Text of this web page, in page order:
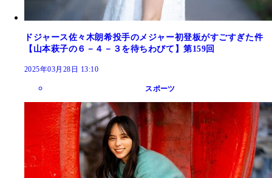
ドジャース佐々木朗希投手のメジャー初登板がすごすぎた件
【山本萩子の６－４－３を待ちわびて】第159回
2025年03月28日 13:10
スポーツ